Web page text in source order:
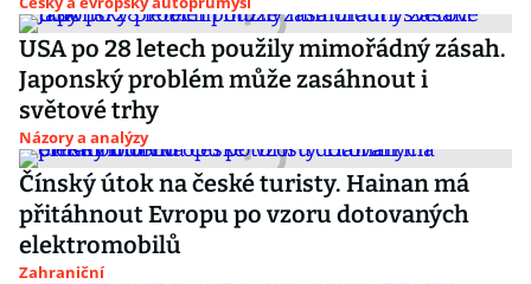
USA po 28 letech použily mimořádný zásah.
Japonský problém může zasáhnout i
světové trhy
Názory a analýzy
Čínský útok na české turisty. Hainan má
přitáhnout Evropu po vzoru dotovaných
elektromobilů
Zahraniční